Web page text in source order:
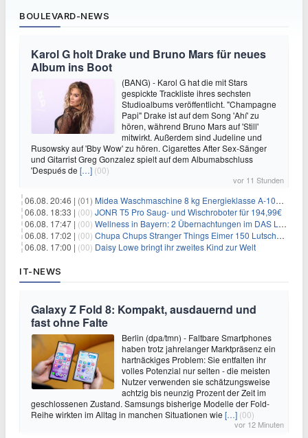
BOULEVARD-NEWS
Karol G holt Drake und Bruno Mars für neues
Album ins Boot
(BANG) - Karol G hat die mit Stars
gespickte Trackliste ihres sechsten
Studioalbums veröffentlicht. "Champagne
Papi" Drake ist auf dem Song 'Ahí' zu
hören, während Bruno Mars auf 'Still'
mitwirkt. Außerdem sind Judeline und
Rusowsky auf 'Bby Wow' zu hören. Cigarettes After Sex-Sänger
und Gitarrist Greg Gonzalez spielt auf dem Albumabschluss
'Después de […] (00)
vor 11 Stunden
06.08. 20:46 | (01) Midea Waschmaschine 8 kg Energieklasse A-10% 1400 U/Min für 289,97€
06.08. 18:33 | (00) JONR T5 Pro Saug- und Wischroboter für 194,99€
06.08. 17:47 | (00) Wellness in Bayern: 2 Übernachtungen im DAS LUDWIG Sports Resort inkl. HP + Wellness ab 174€ p.P.
06.08. 17:02 | (00) Chupa Chups Stranger Things Eimer 150 Lutscher für 21,95€
06.08. 17:00 | (00) Daisy Lowe bringt ihr zweites Kind zur Welt
IT-NEWS
Galaxy Z Fold 8: Kompakt, ausdauernd und
fast ohne Falte
Berlin (dpa/tmn) - Faltbare Smartphones
haben trotz jahrelanger Marktpräsenz ein
hartnäckiges Problem: Sie entfalten ihr
volles Potenzial nur selten - die meisten
Nutzer verwenden sie schätzungsweise
achtzig bis neunzig Prozent der Zeit im
geschlossenen Zustand. Samsungs bisherige Modelle der Fold-
Reihe wirkten im Alltag in manchen Situationen wie […] (00)
vor 12 Minuten